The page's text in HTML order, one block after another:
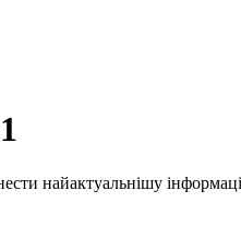
найактуальнішу